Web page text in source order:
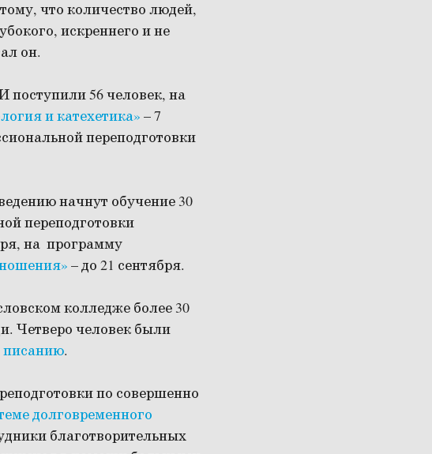
что количество людей,
искреннего и не
он.
поступили 56 человек, на
и катехетика» – 7
переподготовки
начнут обучение 30
переподготовки
на программу
– до 21 сентября.
колледже более 30
Четверо человек были
.
по совершенно
долговременного
благотворительных